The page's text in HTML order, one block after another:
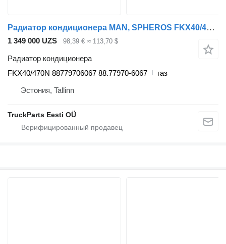
Радиатор кондиционера MAN, SPHEROS FKX40/470N для автобуса MAN
1 349 000 UZS 98,39 € ≈ 113,70 $
Радиатор кондиционера
FKX40/470N 88779706067 88.77970-6067
газ
Эстония, Tallinn
TruckParts Eesti OÜ